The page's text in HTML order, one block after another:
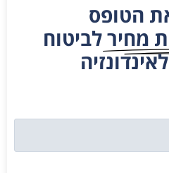
הטופס
מחירלביטוח